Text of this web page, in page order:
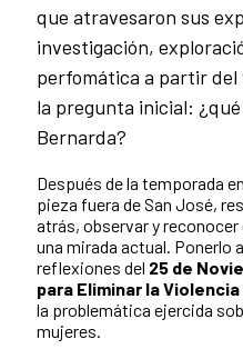
que atravesaron sus
investigación,
perfomática a partir del
la pregunta inicial:
Bernarda?
Después de la temporada
pieza fuera de San José,
atrás, observar y
una mirada actual. Ponerlo
reflexiones del 25 de
para Eliminar la
la problemática ejercida
mujeres.